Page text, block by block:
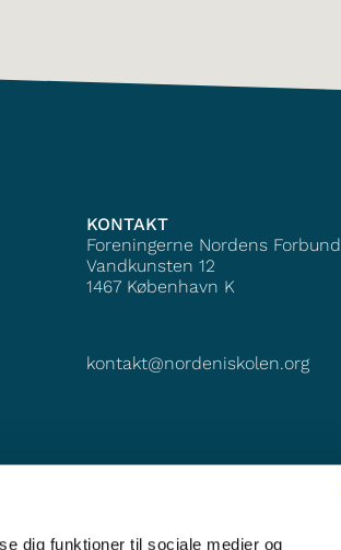
dig funktioner til sociale medier og
KONTAKT
Foreningerne Nordens Forbund
Vandkunsten 12
1467 København K
kontakt@nordeniskolen.org